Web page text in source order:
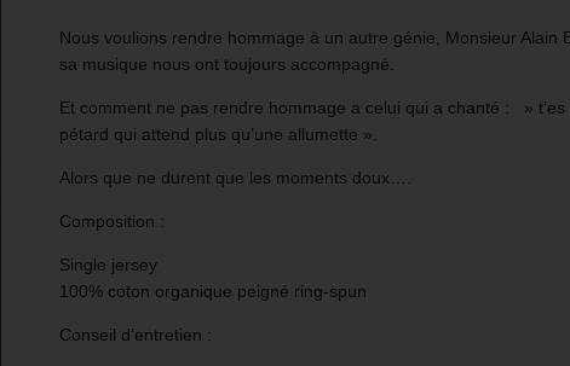
Nous voulions rendre hommage à un autre génie, Monsieur Alain
sa musique nous ont toujours accompagné.
Et comment ne pas rendre hommage a celui qui a chanté : » t’es
pétard qui attend plus qu’une allumette ».
Alors que ne durent que les moments doux….
Composition :
Single jersey
100% coton organique peigné ring-spun
Conseil d’entretien :